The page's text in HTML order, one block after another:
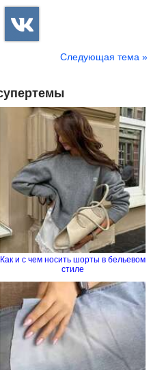
Следующая тема »
Как и с чем носить шорты в бельевом
стиле